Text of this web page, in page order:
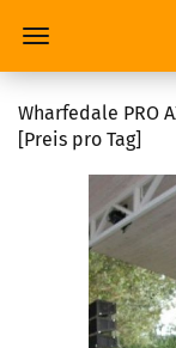
Wharfedale PRO
[Preis pro Tag]